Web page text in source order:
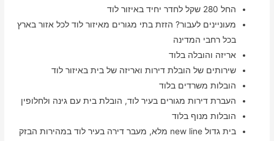
החל 280 שקל לחדר יחיד באיזור לוד
מעוניינים לעבור? הזזת בתי מגורים מאיזור לוד לכל אזור בארץ
בכל רחבי המדינה
אריזה והובלה בלוד
שירותים של הובלת דירות ואריזה של בית באיזור לוד
הובלות משרדים בלוד
העברת דירות מגורים בעיר לוד, הובלת בית עם גינה ולחלופין
הובלות מנוף בלוד
בית גדול new line מלא, מעבר דירה בעיר לוד במהירות הבזק